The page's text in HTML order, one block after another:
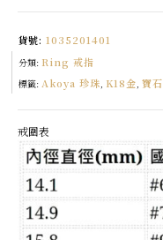
彈
指
數
貨號: 1035201401
分類: Ring 戒指
標籤: Akoya 珍珠 K18金 寶石
戒圍表